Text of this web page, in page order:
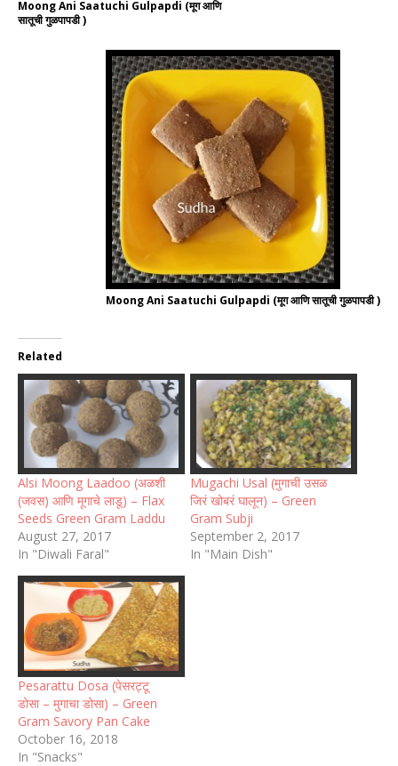
Moong Ani Saatuchi Gulpapdi (मूग आणि
सातूची गुळपापडी )
Moong Ani Saatuchi Gulpapdi (मूग आणि सातूची गुळपापडी )
Related
Alsi Moong Laadoo (अळशी
(जवस) आणि मूगाचे लाडू) – Flax
Seeds Green Gram Laddu
August 27, 2017
In "Diwali Faral"
Mugachi Usal (मुगाची उसळ
जिरं खोबरं घालून) – Green
Gram Subji
September 2, 2017
In "Main Dish"
Pesarattu Dosa (पेसरट्टू
डोसा – मुगाचा डोसा) – Green
Gram Savory Pan Cake
October 16, 2018
In "Snacks"